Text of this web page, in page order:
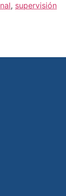
, supervisión